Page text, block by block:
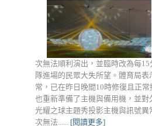
次無法順利演出，並臨時改為每
隊進場的民眾大失所望。體育局
常，已在昨日晚間10時修復且正常
也重新準備了主機與備用機，並對
光耀之球主題秀投影主機與訊號
次無法...... [閱讀更多]